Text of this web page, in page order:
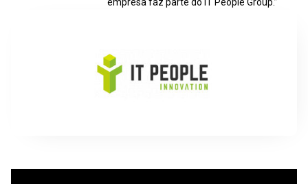
empresa faz parte do IT People Group.”